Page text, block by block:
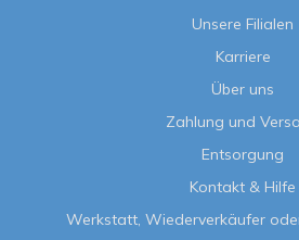
Unsere Filialen
Karriere
Über uns
Zahlung und
Entsorgung
Kontakt & Hilfe
Werkstatt, Wiederverkäufer